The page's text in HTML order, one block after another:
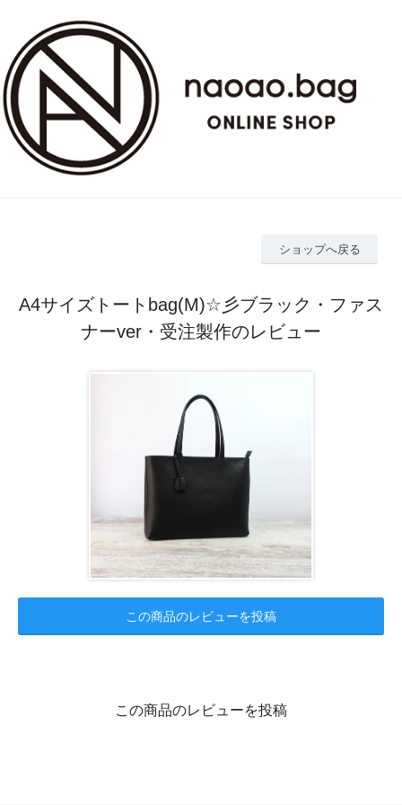
ショップへ戻る
A4サイズトートbag(M)☆彡ブラック・ファス
ナーver・受注製作のレビュー
この商品のレビューを投稿
この商品のレビューを投稿